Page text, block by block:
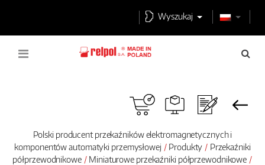
Wyszukaj
Polski producent przekaźników elektromagnetycznych i
komponentów automatyki przemysłowej
Produkty
Przekaźniki
półprzewodnikowe
Miniaturowe przekaźniki półprzewodnikowe